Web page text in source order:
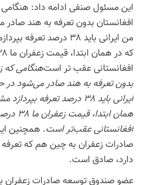
این مسئول صنفی ادامه داد:
افغانستان بدون تعرفه به هند
من ایرانی باید ۳۸ درصد
افغانستانی عقب تر است‌هنگامی که
بدون تعرفه به هند صادر می‌شود در
ایرانی باید ۳۸ درصد تعرفه
همان
افغانستانی عقب‌تر است. همچنین
دارد، صادق است.
عضو صندوق توسعه صادرات زعفران با